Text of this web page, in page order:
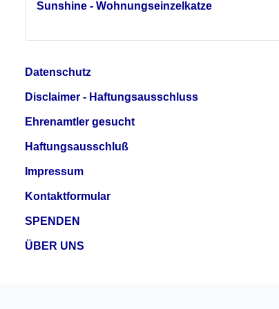
Sunshine - Wohnungseinzelkatze
Datenschutz
Disclaimer - Haftungsausschluss
Ehrenamtler gesucht
Haftungsausschluß
Impressum
Kontaktformular
SPENDEN
ÜBER UNS